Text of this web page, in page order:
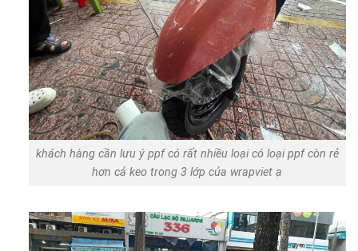
khách hàng cần lưu ý ppf có rất nhiều loại có loại ppf còn rẻ
hơn cả keo trong 3 lớp của wrapviet ạ